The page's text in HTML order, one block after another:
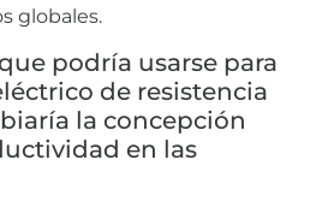
globales.
podría usarse para
de resistencia
la concepción
en las